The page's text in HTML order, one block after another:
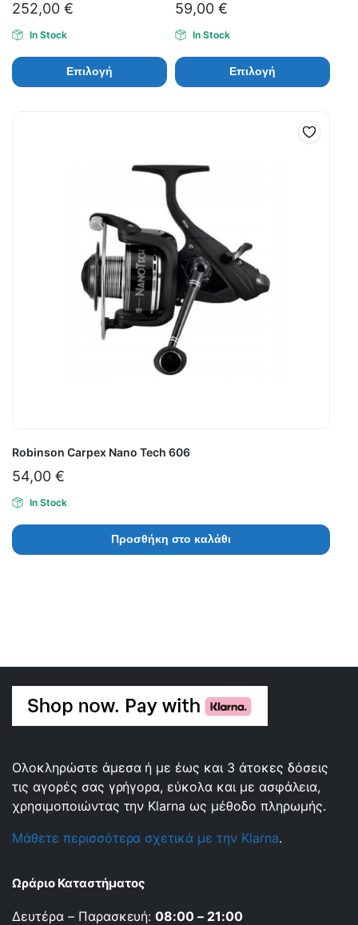
252,00 €
In Stock
Επιλογή
59,00 €
In Stock
Επιλογή
Robinson Carpex Nano Tech 606
54,00 €
In Stock
Προσθήκη στο καλάθι
Ολοκληρώστε άμεσα ή με έως και 3 άτοκες δόσεις
τις αγορές σας γρήγορα, εύκολα και με ασφάλεια,
χρησιμοποιώντας την Klarna ως μέθοδο πληρωμής.
Μάθετε περισσότερα σχετικά με την Klarna.
Ωράριο Καταστήματος
Δευτέρα – Παρασκευή:08:00 – 21:00